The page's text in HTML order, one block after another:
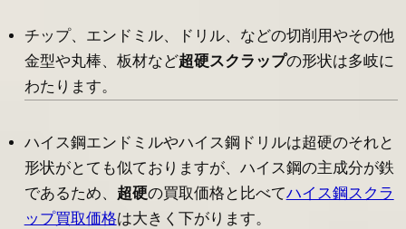
チップ、エンドミル、ドリル、などの切削用やその他
金型や丸棒、板材など超硬スクラップの形状は多岐に
わたります。
ハイス鋼エンドミルやハイス鋼ドリルは超硬のそれと
形状がとても似ておりますが、ハイス鋼の主成分が鉄
であるため、 超硬の買取価格と比べてハイス鋼スクラ
ップ買取価格は大きく下がります。